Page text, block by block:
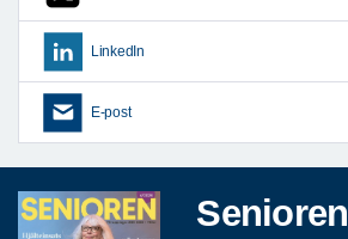
LinkedIn
E-post
Senioren